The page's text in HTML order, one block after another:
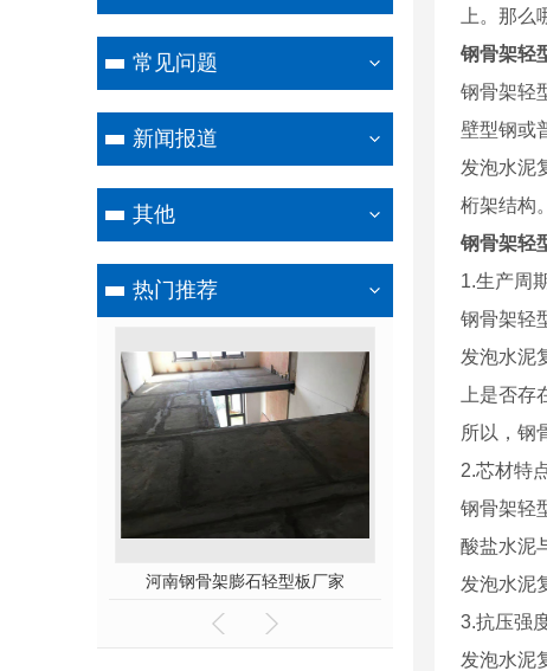
常见问题
新闻报道
其他
热门推荐
河南钢骨架膨石轻型板厂家 河南钢边框保温隔
上。那
钢骨架轻
钢骨架轻
壁型钢或
发泡水泥
桁架结构
钢骨架轻
1.生产周
钢骨架轻
发泡水泥
上是否存
所以，钢
2.芯材特
钢骨架轻
酸盐水泥
发泡水泥
3.抗压强
发泡水泥